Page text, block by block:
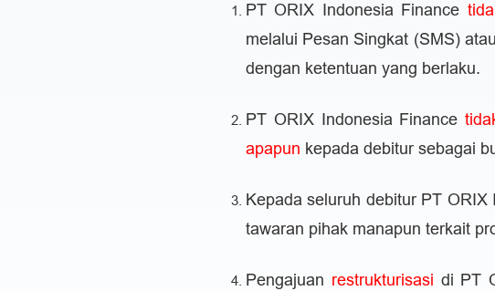
PT ORIX Indonesia Finance
melalui Pesan Singkat (SMS)
dengan ketentuan yang berlaku.
PT ORIX Indonesia Finance
apapun kepada debitur sebagai
Kepada seluruh debitur PT
tawaran pihak manapun terkait
Pengajuan restrukturisasi di PT